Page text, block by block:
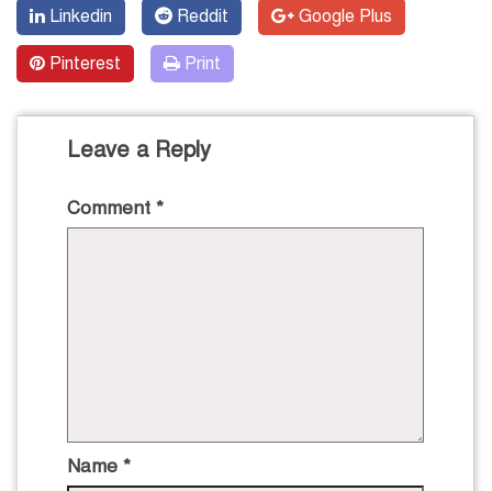
Linkedin Reddit Google Plus
Pinterest Print
Leave a Reply
Comment *
Name *